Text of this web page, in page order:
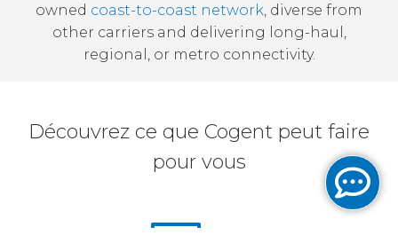
owned coast-to-coast network, diverse from
other carriers and delivering long-haul,
regional, or metro connectivity.
Découvrez ce que Cogent peut faire
pour vous